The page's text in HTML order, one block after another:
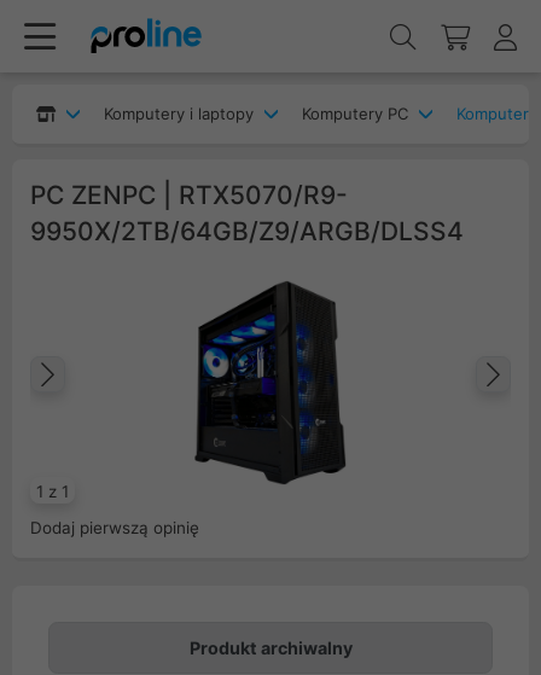
Komputery i laptopy Komputery PC
PC ZENPC | RTX5070/R9-
9950X/2TB/64GB/Z9/ARGB/DLSS4
1 z 1
Poprzedni
Dodaj pierwszą opinię
Produkt archiwalny